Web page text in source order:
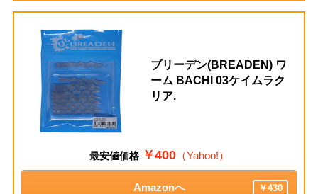
ブリーデン(BREADEN) ワ
ーム BACHI 03ケイムラク
リア.
最安値価格 ￥400（Yahoo!）
Amazonへ ￥430